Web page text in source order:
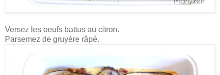
Versez les oeufs battus au citron.
Parsemez de gruyère râpé.